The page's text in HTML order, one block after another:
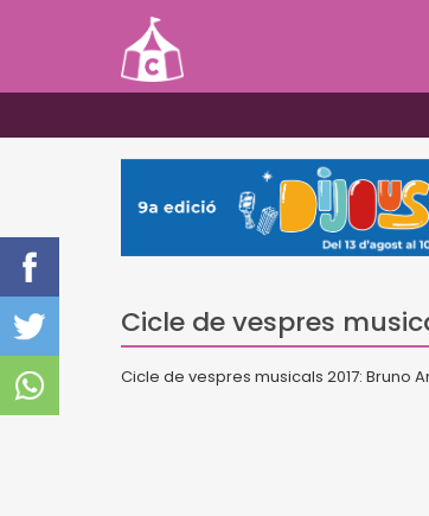
Cicle de vespres
Cicle de vespres musicals 2017: Bruno